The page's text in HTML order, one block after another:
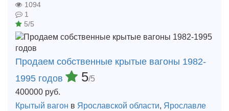
1094
1
5/5
Продаем собственные крытые вагоны 1982-
1995 годов
5/5
400000 руб.
Крытый вагон в Ярославской области, Ярославле